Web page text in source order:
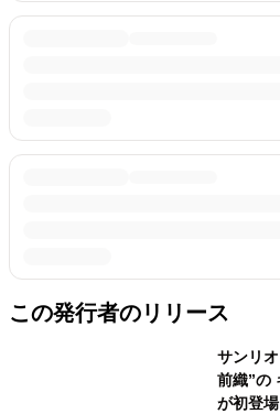
この発行者のリリース
サンリ
前織”の
が初登場